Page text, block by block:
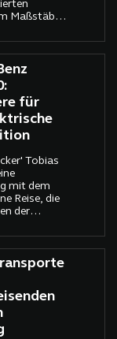
Maßstäbe
für
Tobias
mit dem
Reise, die
der
soll.